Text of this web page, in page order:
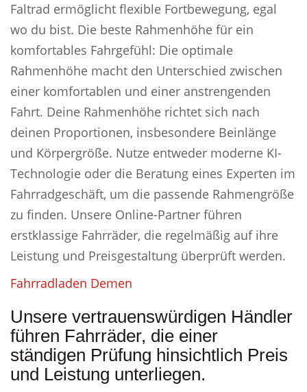
Faltrad ermöglicht flexible Fortbewegung, egal
wo du bist. Die beste Rahmenhöhe für ein
komfortables Fahrgefühl: Die optimale
Rahmenhöhe macht den Unterschied zwischen
einer komfortablen und einer anstrengenden
Fahrt. Deine Rahmenhöhe richtet sich nach
deinen Proportionen, insbesondere Beinlänge
und Körpergröße. Nutze entweder moderne KI-
Technologie oder die Beratung eines Experten im
Fahrradgeschäft, um die passende Rahmengröße
zu finden. Unsere Online-Partner führen
erstklassige Fahrräder, die regelmäßig auf ihre
Leistung und Preisgestaltung überprüft werden.
Fahrradladen Demen
Unsere vertrauenswürdigen Händler
führen Fahrräder, die einer
ständigen Prüfung hinsichtlich Preis
und Leistung unterliegen.